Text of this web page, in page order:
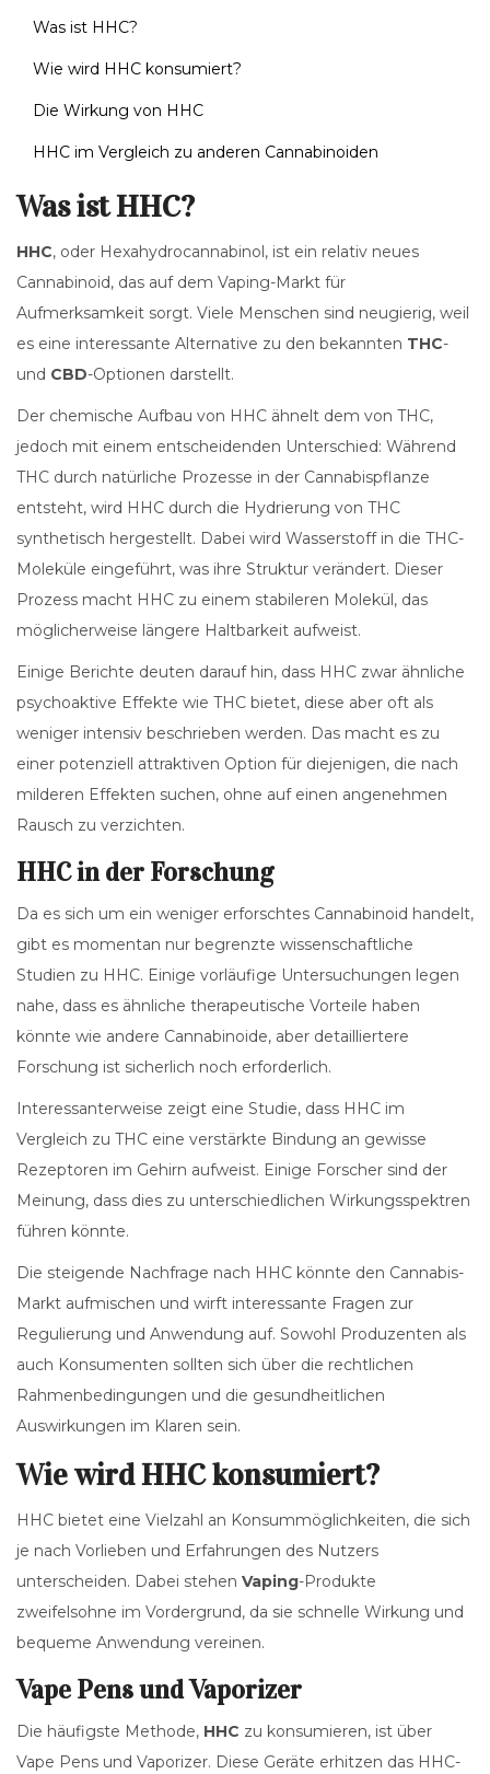
Was ist HHC?
Wie wird HHC konsumiert?
Die Wirkung von HHC
HHC im Vergleich zu anderen Cannabinoiden
Was ist HHC?
HHC, oder Hexahydrocannabinol, ist ein relativ neues
Cannabinoid, das auf dem Vaping-Markt für
Aufmerksamkeit sorgt. Viele Menschen sind neugierig, weil
es eine interessante Alternative zu den bekannten THC-
und CBD-Optionen darstellt.
Der chemische Aufbau von HHC ähnelt dem von THC,
jedoch mit einem entscheidenden Unterschied: Während
THC durch natürliche Prozesse in der Cannabispflanze
entsteht, wird HHC durch die Hydrierung von THC
synthetisch hergestellt. Dabei wird Wasserstoff in die THC-
Moleküle eingeführt, was ihre Struktur verändert. Dieser
Prozess macht HHC zu einem stabileren Molekül, das
möglicherweise längere Haltbarkeit aufweist.
Einige Berichte deuten darauf hin, dass HHC zwar ähnliche
psychoaktive Effekte wie THC bietet, diese aber oft als
weniger intensiv beschrieben werden. Das macht es zu
einer potenziell attraktiven Option für diejenigen, die nach
milderen Effekten suchen, ohne auf einen angenehmen
Rausch zu verzichten.
HHC in der Forschung
Da es sich um ein weniger erforschtes Cannabinoid handelt,
gibt es momentan nur begrenzte wissenschaftliche
Studien zu HHC. Einige vorläufige Untersuchungen legen
nahe, dass es ähnliche therapeutische Vorteile haben
könnte wie andere Cannabinoide, aber detailliertere
Forschung ist sicherlich noch erforderlich.
Interessanterweise zeigt eine Studie, dass HHC im
Vergleich zu THC eine verstärkte Bindung an gewisse
Rezeptoren im Gehirn aufweist. Einige Forscher sind der
Meinung, dass dies zu unterschiedlichen Wirkungsspektren
führen könnte.
Die steigende Nachfrage nach HHC könnte den Cannabis-
Markt aufmischen und wirft interessante Fragen zur
Regulierung und Anwendung auf. Sowohl Produzenten als
auch Konsumenten sollten sich über die rechtlichen
Rahmenbedingungen und die gesundheitlichen
Auswirkungen im Klaren sein.
Wie wird HHC konsumiert?
HHC bietet eine Vielzahl an Konsummöglichkeiten, die sich
je nach Vorlieben und Erfahrungen des Nutzers
unterscheiden. Dabei stehen Vaping-Produkte
zweifelsohne im Vordergrund, da sie schnelle Wirkung und
bequeme Anwendung vereinen.
Vape Pens und Vaporizer
Die häufigste Methode, HHC zu konsumieren, ist über
Vape Pens und Vaporizer. Diese Geräte erhitzen das HHC-